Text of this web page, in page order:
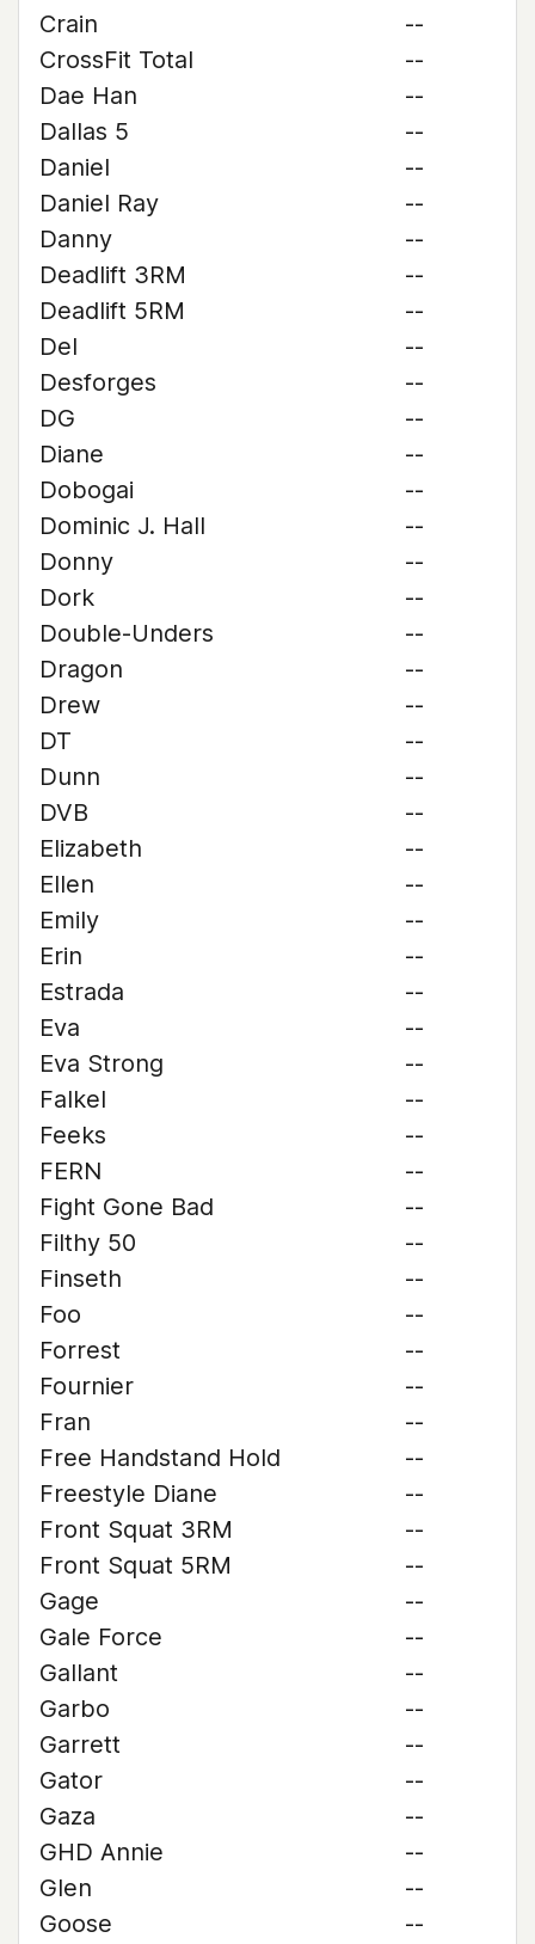
Crain
--
CrossFit Total
--
Dae Han
--
Dallas 5
--
Daniel
--
Daniel Ray
--
Danny
--
Deadlift 3RM
--
Deadlift 5RM
--
Del
--
Desforges
--
DG
--
Diane
--
Dobogai
--
Dominic J. Hall
--
Donny
--
Dork
--
Double-Unders
--
Dragon
--
Drew
--
DT
--
Dunn
--
DVB
--
Elizabeth
--
Ellen
--
Emily
--
Erin
--
Estrada
--
Eva
--
Eva Strong
--
Falkel
--
Feeks
--
FERN
--
Fight Gone Bad
--
Filthy 50
--
Finseth
--
Foo
--
Forrest
--
Fournier
--
Fran
--
Free Handstand Hold
--
Freestyle Diane
--
Front Squat 3RM
--
Front Squat 5RM
--
Gage
--
Gale Force
--
Gallant
--
Garbo
--
Garrett
--
Gator
--
Gaza
--
GHD Annie
--
Glen
--
Goose
--